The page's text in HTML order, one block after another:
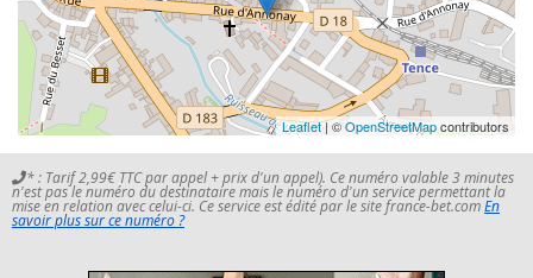
Leaflet| ©OpenStreetMapcontributors
* : Tarif 2,99€ TTC par appel + prix d'un appel). Ce numéro valable 3 minutes
n'est pas le numéro du destinataire mais le numéro d'un service permettant la
mise en relation avec celui-ci. Ce service est édité par le site france-bet.comEn
savoir plus sur ce numéro ?